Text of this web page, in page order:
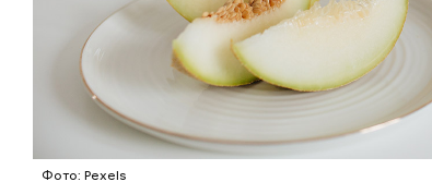
Фото: Pexels